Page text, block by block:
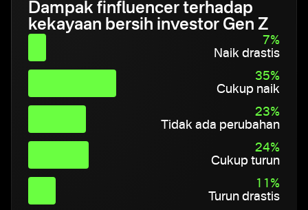
Dampak finfluencer terhadap
kekayaan bersih investor Gen Z
7%
Naik drastis
35%
Cukup naik
23%
Tidak ada perubahan
24%
Cukup turun
11%
Turun drastis